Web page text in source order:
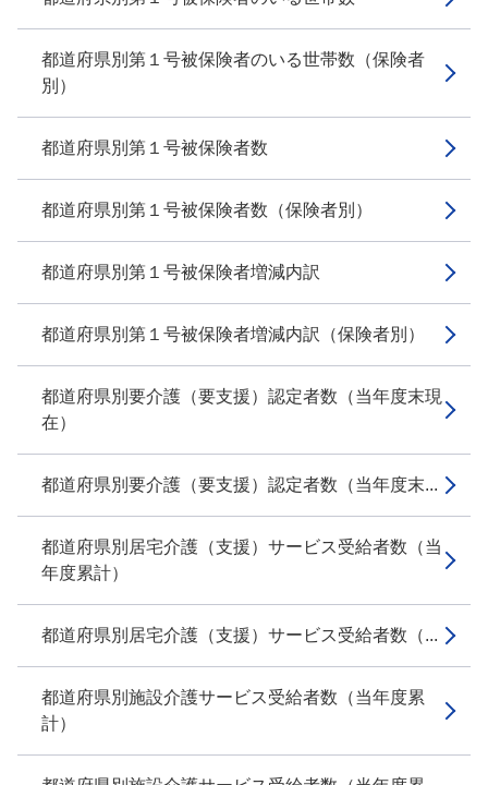
都道府県別第１号被保険者のいる世帯数（保険者
別）
都道府県別第１号被保険者数
都道府県別第１号被保険者数（保険者別）
都道府県別第１号被保険者増減内訳
都道府県別第１号被保険者増減内訳（保険者別）
都道府県別要介護（要支援）認定者数（当年度末現
在）
都道府県別要介護（要支援）認定者数（当年度末...
都道府県別居宅介護（支援）サービス受給者数（当
年度累計）
都道府県別居宅介護（支援）サービス受給者数（...
都道府県別施設介護サービス受給者数（当年度累
計）